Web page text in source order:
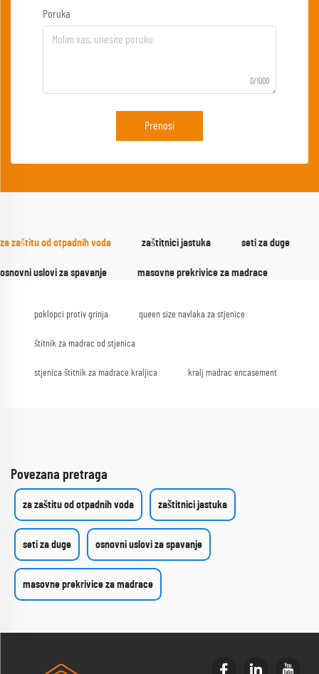
Poruka
0/1000
Prenosi
za zaštitu od otpadnih voda zaštitnici jastuka seti za duge
osnovni uslovi za spavanje masovne prekrivice za madrace
poklopci protiv grinja queen size navlaka za stjenice
štitnik za madrac od stjenica
stjenica štitnik za madrace kraljica kralj madrac encasement
Povezana pretraga
za zaštitu od otpadnih voda zaštitnici jastuka
seti za duge osnovni uslovi za spavanje
masovne prekrivice za madrace